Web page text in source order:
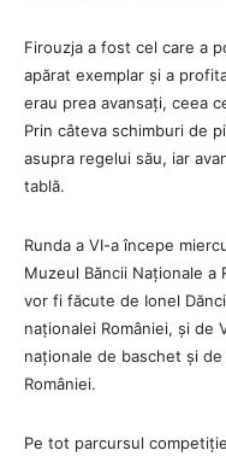
Firouzja a fost cel care a
apărat exemplar și a
erau prea avansați, ceea
Prin câteva schimburi de
asupra regelui său, iar
tablă.
Runda a VI-a începe
Muzeul Băncii Naționale a
vor fi făcute de Ionel
naționalei României, și de
naționale de baschet și
României.
Pe tot parcursul